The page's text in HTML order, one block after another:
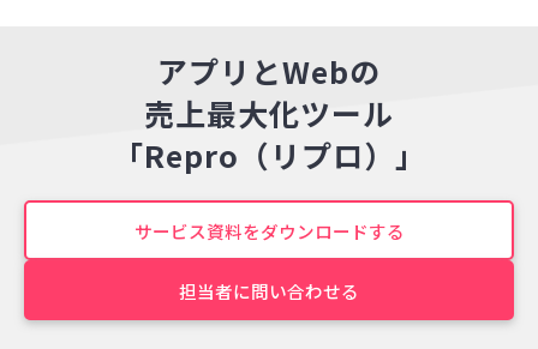
アプリとWebの
売上最大化ツール
「Repro（リプロ）」
サービス資料をダウンロードする
担当者に問い合わせる